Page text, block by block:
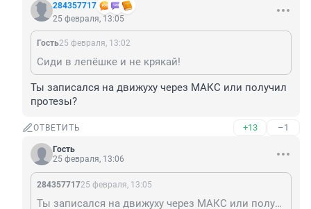
284357717
25 февраля, 13:05
Гость25 февраля, 13:02
Сиди в лепёшке и не крякай!
Ты записался на движуху через МАКС или получил
протезы?
ОТВЕТИТЬ +13 –1
Гость
25 февраля, 13:06
28435771725 февраля, 13:05
Ты записался на движуху через МАКС или получил протезы?